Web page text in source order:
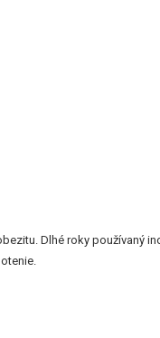
Dlhé roky používaný